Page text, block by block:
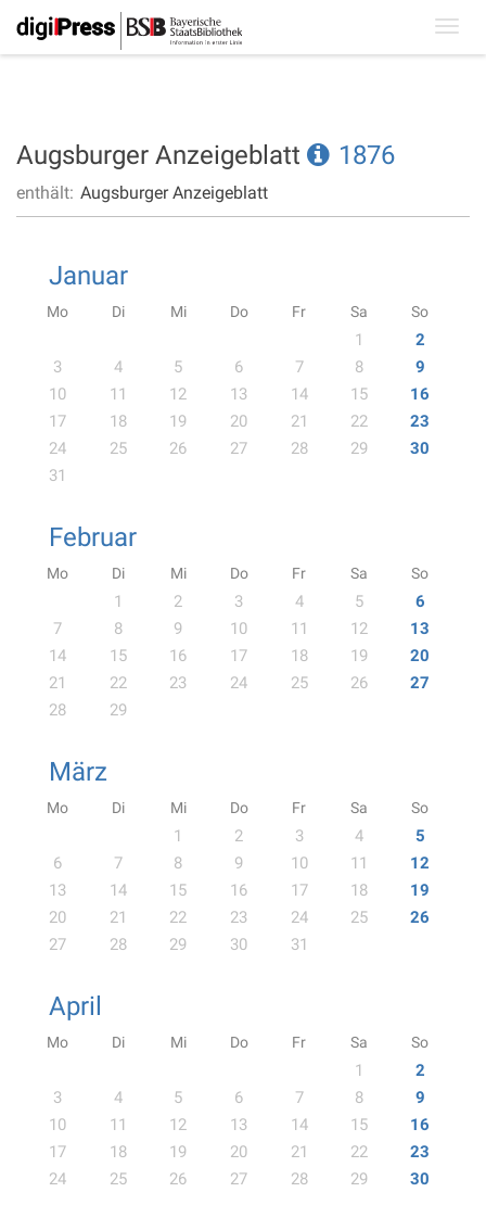
Augsburger Anzeigeblatt 1876
enthält: Augsburger Anzeigeblatt
Januar
Mo Di Mi Do Fr Sa So
1
2
3
4 5 6 7 8
9
10
11 12 13 14 15
16
17
18 19 20 21 22
23
24
25 26 27 28 29
30
31
Februar
Mo Di Mi Do Fr Sa So
1 2 3 4 5
6
7
8 9 10 11 12
13
14
15 16 17 18 19
20
21
22 23 24 25 26
27
28
29
März
Mo Di Mi Do Fr Sa So
1 2 3 4
5
6
7 8 9 10 11
12
13
14 15 16 17 18
19
20
21 22 23 24 25
26
27
28 29 30 31
April
Mo Di Mi Do Fr Sa So
1
2
3
4 5 6 7 8
9
10
11 12 13 14 15
16
17
18 19 20 21 22
23
24
25 26 27 28 29 30